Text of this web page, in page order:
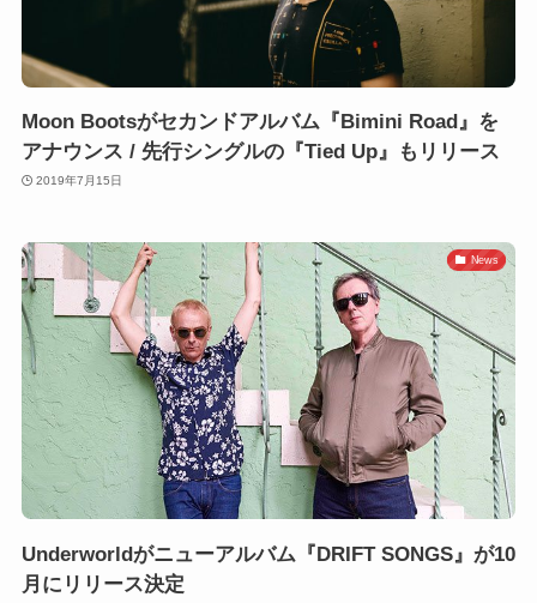
Moon Bootsがセカンドアルバム『Bimini Road』を
アナウンス / 先行シングルの『Tied Up』もリリース
2019年7月15日
News
Underworldがニューアルバム『DRIFT SONGS』が10
月にリリース決定